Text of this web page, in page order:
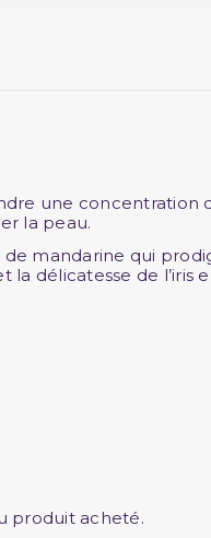
une concentration
la peau.
mandarine qui
délicatesse de l’iris
produit acheté.